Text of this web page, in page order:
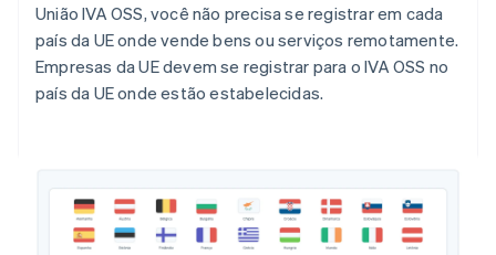
União IVA OSS, você não precisa se registrar em cada
país da UE onde vende bens ou serviços remotamente.
Empresas da UE devem se registrar para o IVA OSS no
país da UE onde estão estabelecidas.